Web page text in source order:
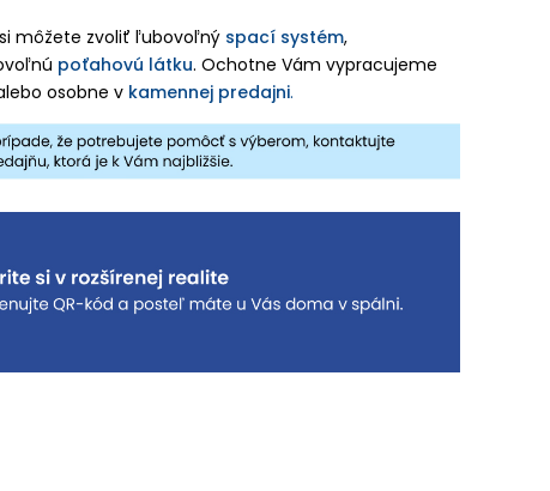
môžete zvoliťľubovoľný spací systém,
poťahovú látku. Ochotne Vám vypracujeme
osobne v kamennej predajni.